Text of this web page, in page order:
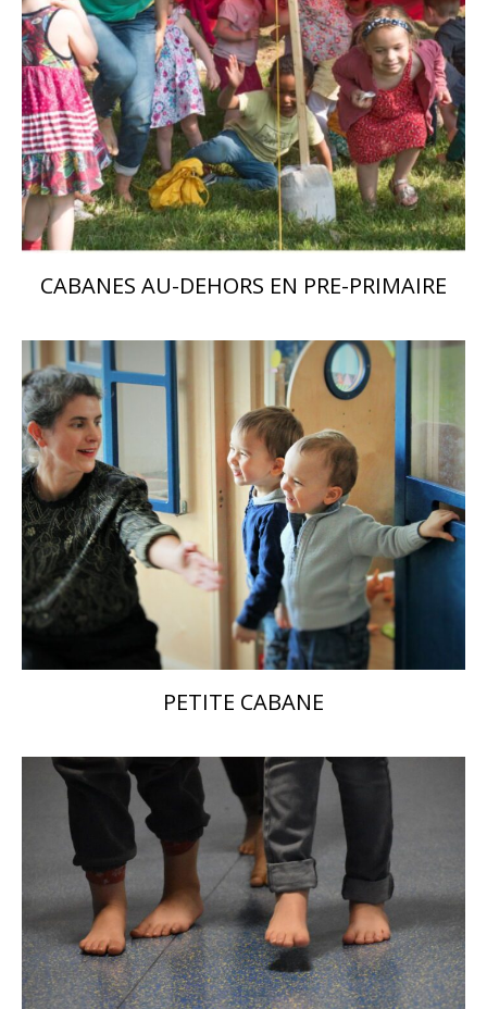
CABANES AU-DEHORS EN PRE-PRIMAIRE
PETITE CABANE